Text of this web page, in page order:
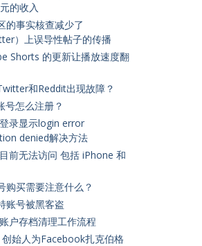
的收入
的事实核查减少了
）上误导性帖子的传播
Shorts 的更新让播放速度翻
和Reddit出现故障？
号怎么注册？
录显示login error
denied解决方法
前无法访问 包括 iPhone 和
购买需要注意什么？
账号被黑客盗
户存档清理工作流程
始人为Facebook扎克伯格